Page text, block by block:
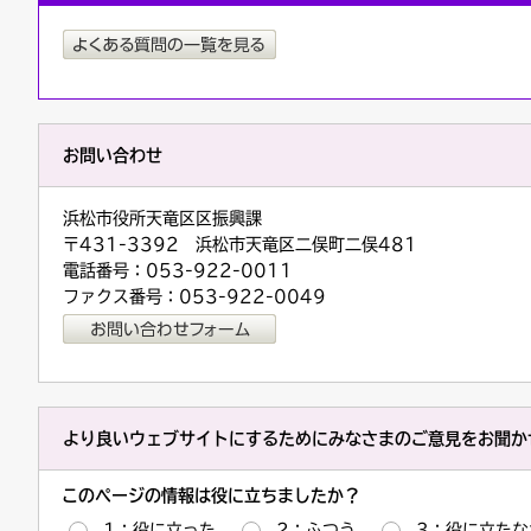
お問い合わせ
浜松市役所天竜区区振興課
〒431-3392 浜松市天竜区二俣町二俣481
電話番号：053-922-0011
ファクス番号：053-922-0049
より良いウェブサイトにするためにみなさまのご意見をお聞か
このページの情報は役に立ちましたか？